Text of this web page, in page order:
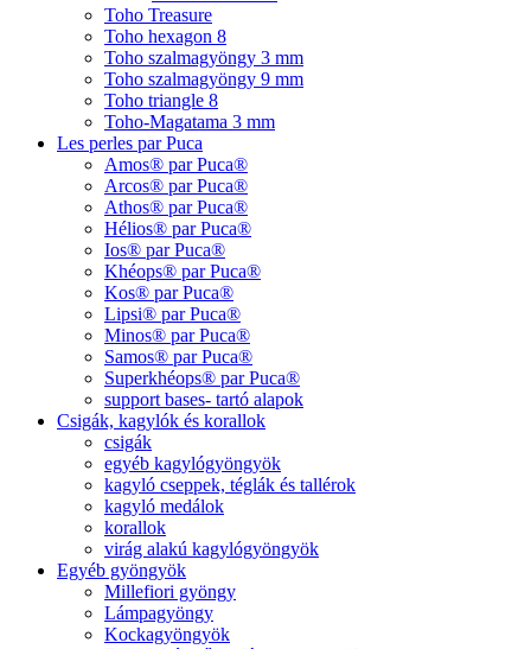
Toho Treasure
Toho hexagon 8
Toho szalmagyöngy 3 mm
Toho szalmagyöngy 9 mm
Toho triangle 8
Toho-Magatama 3 mm
Les perles par Puca
Amos® par Puca®
Arcos® par Puca®
Athos® par Puca®
Hélios® par Puca®
Ios® par Puca®
Khéops® par Puca®
Kos® par Puca®
Lipsi® par Puca®
Minos® par Puca®
Samos® par Puca®
Superkhéops® par Puca®
support bases- tartó alapok
Csigák, kagylók és korallok
csigák
egyéb kagylógyöngyök
kagyló cseppek, téglák és tallérok
kagyló medálok
korallok
virág alakú kagylógyöngyök
Egyéb gyöngyök
Millefiori gyöngy
Lámpagyöngy
Kockagyöngyök